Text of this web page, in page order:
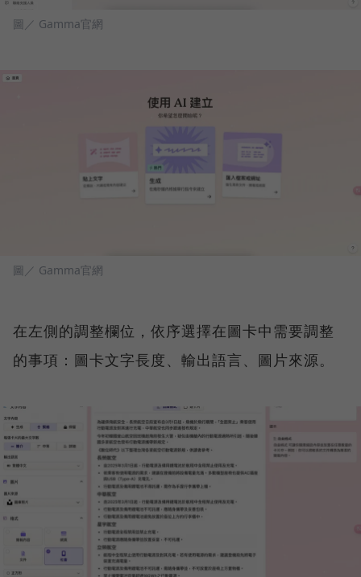
圖／ Gamma官網
圖／ Gamma官網
在左側的調整欄位，依序選擇在圖卡中需要調整
的事項：圖卡文字長度、輸出語言、圖片來源。